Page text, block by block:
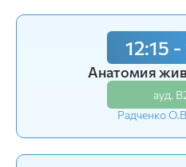
Анатомия
Радченко
12:15
Анатомия
ауд.
Радченко